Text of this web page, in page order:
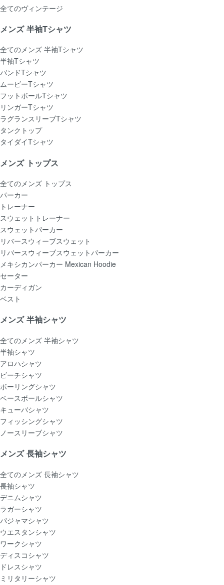
全てのヴィンテージ
メンズ 半袖Tシャツ
全てのメンズ 半袖Tシャツ
半袖Tシャツ
バンドTシャツ
ムービーTシャツ
フットボールTシャツ
リンガーTシャツ
ラグランスリーブTシャツ
タンクトップ
タイダイTシャツ
メンズ トップス
全てのメンズ トップス
パーカー
トレーナー
スウェットトレーナー
スウェットパーカー
リバースウィーブスウェット
リバースウィーブスウェットパーカー
メキシカンパーカー Mexican Hoodie
セーター
カーディガン
ベスト
メンズ 半袖シャツ
全てのメンズ 半袖シャツ
半袖シャツ
アロハシャツ
ビーチシャツ
ボーリングシャツ
ベースボールシャツ
キューバシャツ
フィッシングシャツ
ノースリーブシャツ
メンズ 長袖シャツ
全てのメンズ 長袖シャツ
長袖シャツ
デニムシャツ
ラガーシャツ
パジャマシャツ
ウエスタンシャツ
ワークシャツ
ディスコシャツ
ドレスシャツ
ミリタリーシャツ